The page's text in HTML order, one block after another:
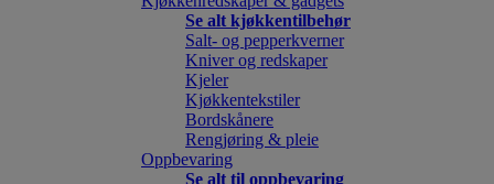
Se alt kjøkkentilbehør
Salt- og pepperkverner
Kniver og redskaper
Kjeler
Kjøkkentekstiler
Bordskånere
Rengjøring & pleie
Oppbevaring
Se alt til oppbevaring